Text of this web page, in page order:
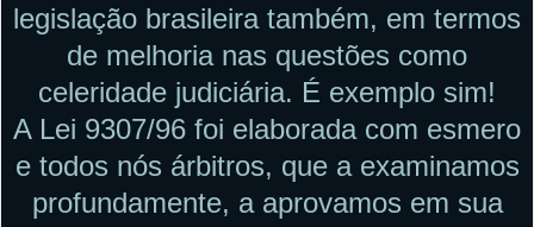
legislação brasileira também, em termos
de melhoria nas questões como
celeridade judiciária. É exemplo sim!
A Lei 9307/96 foi elaborada com esmero
e todos nós árbitros, que a examinamos
profundamente, a aprovamos em sua